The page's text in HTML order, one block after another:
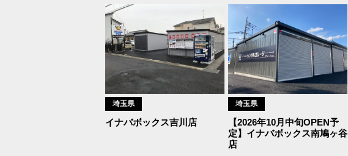
埼玉県
イナバボックス吉川店
埼玉県
【2026年10月中旬OPEN予
定】イナバボックス南鳩ヶ谷
店